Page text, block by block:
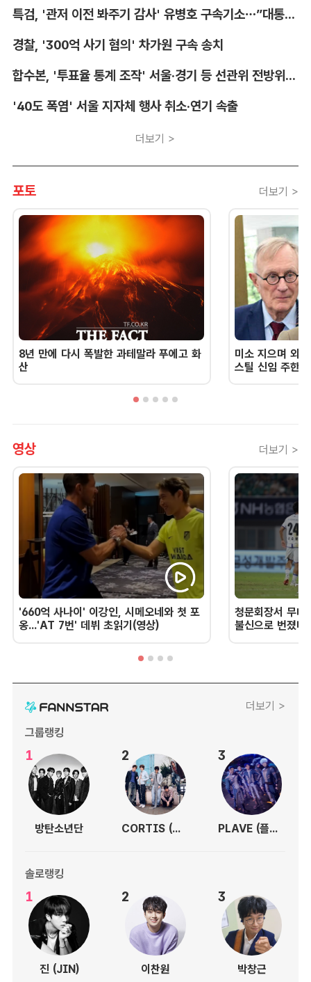
특검, '관저 이전 봐주기 감사' 유병호 구속기소…”대통령실 청탁받아“
경찰, '300억 사기 혐의' 차가원 구속 송치
합수본, '투표율 통계 조작' 서울·경기 등 선관위 전방위 압수수색
'40도 폭염' 서울 지자체 행사 취소·연기 속출
더보기 >
포토 더보기 >
8년 만에 다시 폭발한 과테말라 푸에고 화
산
미소 지으며 외
스틸 신임 주한
영상 더보기 >
'660억 사나이' 이강인, 시메오네와 첫 포
옹...'AT 7번' 데뷔 초읽기(영상)
청문회장서 무너
불신으로 번졌
더보기 >
그룹랭킹
1
방탄소년단
2
CORTIS (코르티스)
3
PLAVE (플레이브)
솔로랭킹
1
진 (JIN)
2
이찬원
3
박창근